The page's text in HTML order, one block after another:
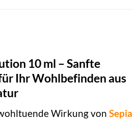
10 ml – Sanfte
Ihr Wohlbefinden aus
Wirkung von Sepia